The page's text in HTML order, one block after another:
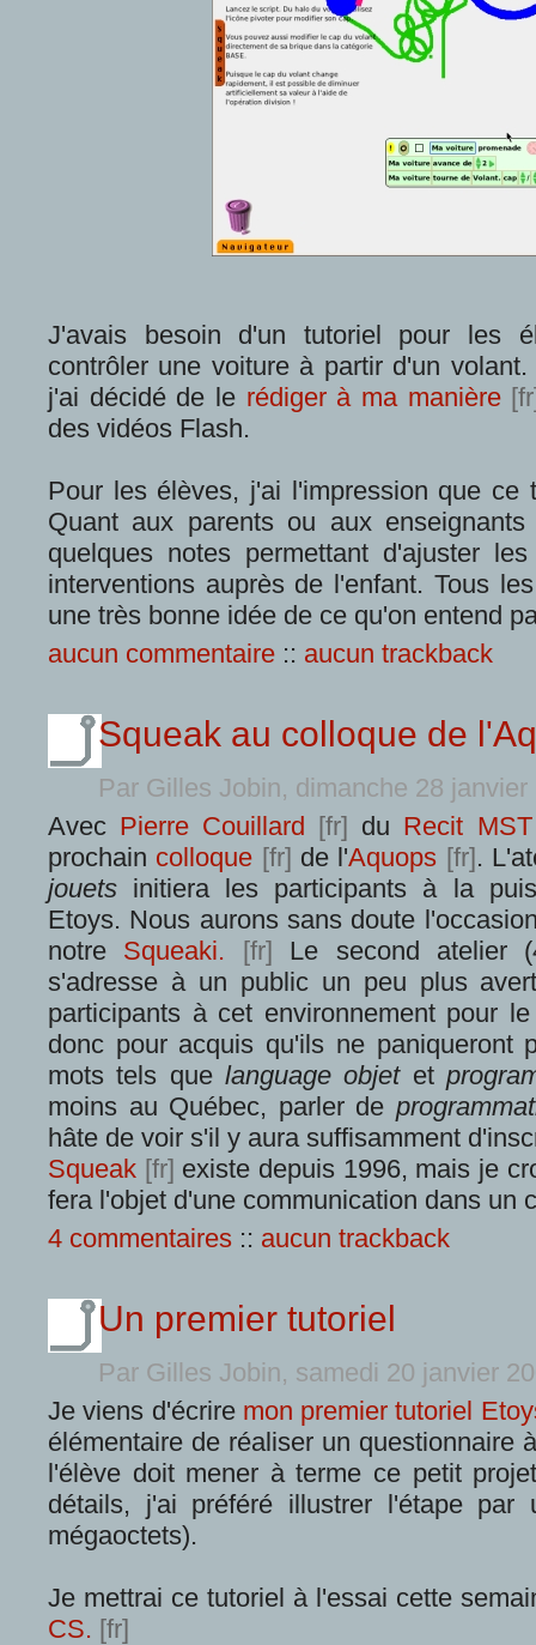
J'avais besoin d'un tutoriel pour les
contrôler une voiture à partir d'un
j'ai décidé de le rédiger à ma manière
des vidéos Flash.
Pour les élèves, j'ai l'impression que
Quant aux parents ou aux
quelques notes permettant d'ajuster
interventions auprès de l'enfant. Tous
une très bonne idée de ce qu'on entend
aucun commentaire :: aucun trackback
Squeak au colloque de
Par Gilles Jobin, dimanche 28
Avec Pierre Couillard du Recit MST
prochain colloque de l'Aquops
.
jouets initiera les participants à la
Etoys. Nous aurons sans doute
notre Squeaki.
Le second atelier
s'adresse à un public un peu plus
participants à cet environnement pour
donc pour acquis qu'ils ne paniqueront
mots tels quelanguage objetet
moins au Québec, parler de
hâte de voir s'il y aura suffisamment
Squeak
existe depuis 1996, mais je
fera l'objet d'une communication dans un
4 commentaires :: aucun trackback
Un premier tutoriel
Par Gilles Jobin, samedi 20 janvier
Je viens d'écrire mon premier tutoriel
élémentaire de réaliser un questionnaire
l'élève doit mener à terme ce petit
détails, j'ai préféré illustrer l'étape
mégaoctets).
Je mettrai ce tutoriel à l'essai cette
CS.